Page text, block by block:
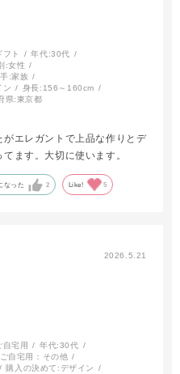
フト 年代:30代
:女性
:家族
ン 身長: 156～160cm
県:東京都
エレガントで上品な作りとデ
ます。大切に使います。
なった 2 Like! 5
2026.5.21
自宅用 年代:30代
ご自宅用：その他
購入の決めて: デザイン